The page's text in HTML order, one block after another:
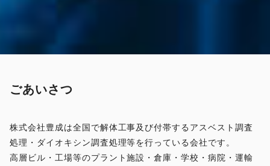
ごあいさつ
株式会社豊成は全国で解体工事及び付帯するアスベスト調査
処理・ダイオキシン調査処理等を行っている会社です。
高層ビル・工場等のプラント施設・倉庫・学校・病院・運輸